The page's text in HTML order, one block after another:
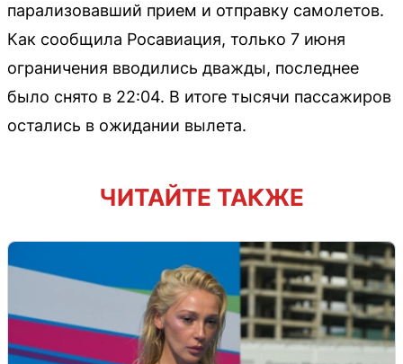
парализовавший прием и отправку самолетов.
Как сообщила Росавиация, только 7 июня
ограничения вводились дважды, последнее
было снято в 22:04. В итоге тысячи пассажиров
остались в ожидании вылета.
ЧИТАЙТЕ ТАКЖЕ